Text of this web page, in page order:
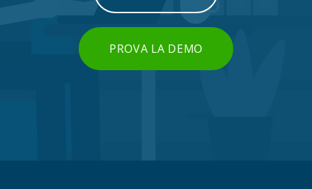
PROVA LA DEMO